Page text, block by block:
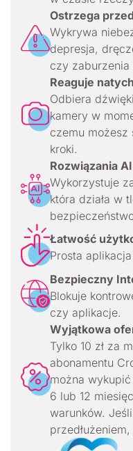
Ostrzega
Wykrywa
depresja,
czy zaburzenia
Reaguje
Odbiera
kamery w
czemu
kroki.
Rozwiązania AI
Wykorzystuje
która działa w
Łatwość
Prosta
Bezpieczny
Blokuje
czy aplikacje.
Wyjątkowa
Tylko 10 zł za
abonamentu
można
6 lub 12
warunków.